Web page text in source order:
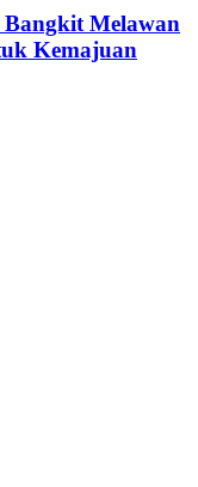
Melawan
Kemajuan